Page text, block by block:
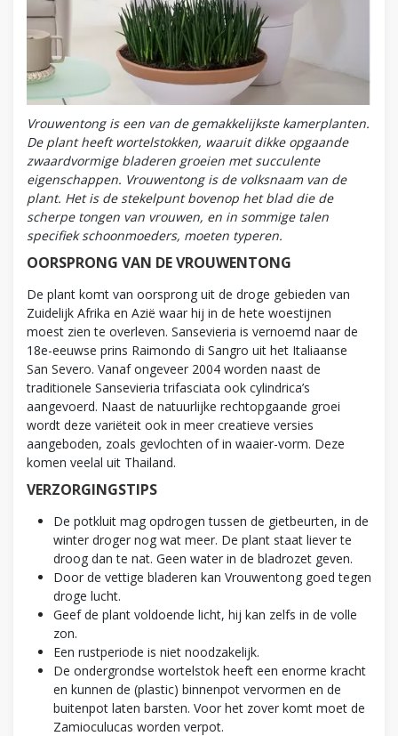
Vrouwentong is een van de gemakkelijkste kamerplanten.
De plant heeft wortelstokken, waaruit dikke opgaande
zwaardvormige bladeren groeien met succulente
eigenschappen. Vrouwentong is de volksnaam van de
plant. Het is de stekelpunt bovenop het blad die de
scherpe tongen van vrouwen, en in sommige talen
specifiek schoonmoeders, moeten typeren.
OORSPRONG VAN DE VROUWENTONG
De plant komt van oorsprong uit de droge gebieden van
Zuidelijk Afrika en Azië waar hij in de hete woestijnen
moest zien te overleven. Sansevieria is vernoemd naar de
18e-eeuwse prins Raimondo di Sangro uit het Italiaanse
San Severo. Vanaf ongeveer 2004 worden naast de
traditionele Sansevieria trifasciata ook cylindrica’s
aangevoerd. Naast de natuurlijke rechtopgaande groei
wordt deze variëteit ook in meer creatieve versies
aangeboden, zoals gevlochten of in waaier-vorm. Deze
komen veelal uit Thailand.
VERZORGINGSTIPS
De potkluit mag opdrogen tussen de gietbeurten, in de
winter droger nog wat meer. De plant staat liever te
droog dan te nat. Geen water in de bladrozet geven.
Door de vettige bladeren kan Vrouwentong goed tegen
droge lucht.
Geef de plant voldoende licht, hij kan zelfs in de volle
zon.
Een rustperiode is niet noodzakelijk.
De ondergrondse wortelstok heeft een enorme kracht
en kunnen de (plastic) binnenpot vervormen en de
buitenpot laten barsten. Voor het zover komt moet de
Zamioculucas worden verpot.